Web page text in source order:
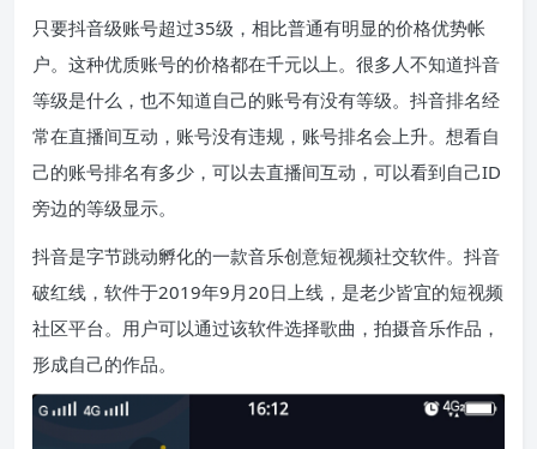
只要抖音级账号超过35级，相比普通有明显的价格优势帐
户。这种优质账号的价格都在千元以上。很多人不知道抖音
等级是什么，也不知道自己的账号有没有等级。抖音排名经
常在直播间互动，账号没有违规，账号排名会上升。想看自
己的账号排名有多少，可以去直播间互动，可以看到自己ID
旁边的等级显示。
抖音是字节跳动孵化的一款音乐创意短视频社交软件。抖音
破红线，软件于2019年9月20日上线，是老少皆宜的短视频
社区平台。用户可以通过该软件选择歌曲，拍摄音乐作品，
形成自己的作品。